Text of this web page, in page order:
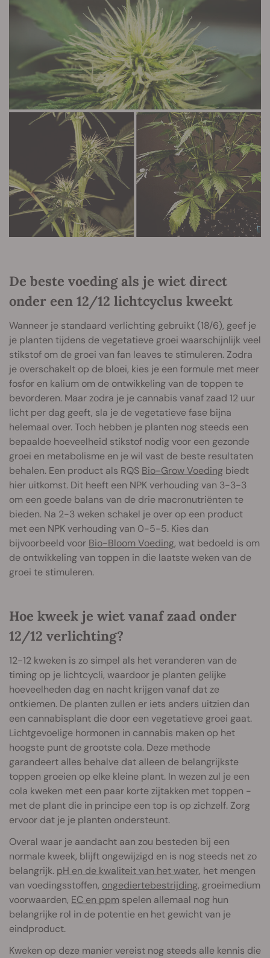
De beste voeding als je wiet direct
onder een 12/12 lichtcyclus kweekt
Wanneer je standaard verlichting gebruikt (18/6), geef je
je planten tijdens de vegetatieve groei waarschijnlijk veel
stikstof om de groei van fan leaves te stimuleren. Zodra
je overschakelt op de bloei, kies je een formule met meer
fosfor en kalium om de ontwikkeling van de toppen te
bevorderen. Maar zodra je je cannabis vanaf zaad 12 uur
licht per dag geeft, sla je de vegetatieve fase bijna
helemaal over. Toch hebben je planten nog steeds een
bepaalde hoeveelheid stikstof nodig voor een gezonde
groei en metabolisme en je wil vast de beste resultaten
behalen. Een product als RQS Bio-Grow Voeding biedt
hier uitkomst. Dit heeft een NPK verhouding van 3-3-3
om een goede balans van de drie macronutriënten te
bieden. Na 2-3 weken schakel je over op een product
met een NPK verhouding van 0-5-5. Kies dan
bijvoorbeeld voor Bio-Bloom Voeding, wat bedoeld is om
de ontwikkeling van toppen in die laatste weken van de
groei te stimuleren.
Hoe kweek je wiet vanaf zaad onder
12/12 verlichting?
12-12 kweken is zo simpel als het veranderen van de
timing op je lichtcycli, waardoor je planten gelijke
hoeveelheden dag en nacht krijgen vanaf dat ze
ontkiemen. De planten zullen er iets anders uitzien dan
een cannabisplant die door een vegetatieve groei gaat.
Lichtgevoelige hormonen in cannabis maken op het
hoogste punt de grootste cola. Deze methode
garandeert alles behalve dat alleen de belangrijkste
toppen groeien op elke kleine plant. In wezen zul je een
cola kweken met een paar korte zijtakken met toppen -
met de plant die in principe een top is op zichzelf. Zorg
ervoor dat je je planten ondersteunt.
Overal waar je aandacht aan zou besteden bij een
normale kweek, blijft ongewijzigd en is nog steeds net zo
belangrijk. pH en de kwaliteit van het water, het mengen
van voedingsstoffen, ongediertebestrijding, groeimedium
voorwaarden, EC en ppm spelen allemaal nog hun
belangrijke rol in de potentie en het gewicht van je
eindproduct.
Kweken op deze manier vereist nog steeds alle kennis die